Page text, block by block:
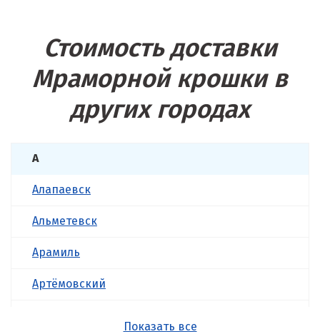
Стоимость доставки
Мраморной крошки в
других городах
А
Алапаевск
Альметевск
Арамиль
Артёмовский
Показать все